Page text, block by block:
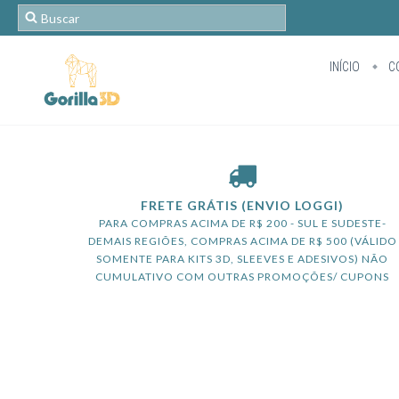
INÍCIO
FRETE GRÁTIS (ENVIO LOGGI)
PARA COMPRAS ACIMA DE R$ 200 - SUL E SUDESTE-
DEMAIS REGIÕES, COMPRAS ACIMA DE R$ 500 (VÁLIDO
SOMENTE PARA KITS 3D, SLEEVES E ADESIVOS) NÃO
CUMULATIVO COM OUTRAS PROMOÇÕES/ CUPONS